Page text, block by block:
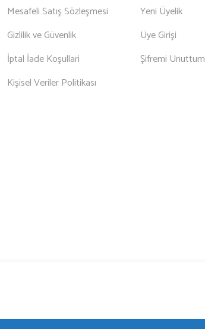
Mesafeli Satış Sözleşmesi
Gizlilik ve Güvenlik
İptal İade Koşullari
Kişisel Veriler Politikası
Yeni Üyelik
Üye Girişi
Şifremi Unuttum